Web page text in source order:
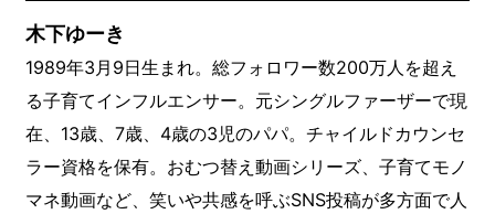
木下ゆーき
1989年3月9日生まれ。総フォロワー数200万人を超え
る子育てインフルエンサー。元シングルファーザーで現
在、13歳、7歳、4歳の3児のパパ。チャイルドカウンセ
ラー資格を保有。おむつ替え動画シリーズ、子育てモノ
マネ動画など、笑いや共感を呼ぶSNS投稿が多方面で人